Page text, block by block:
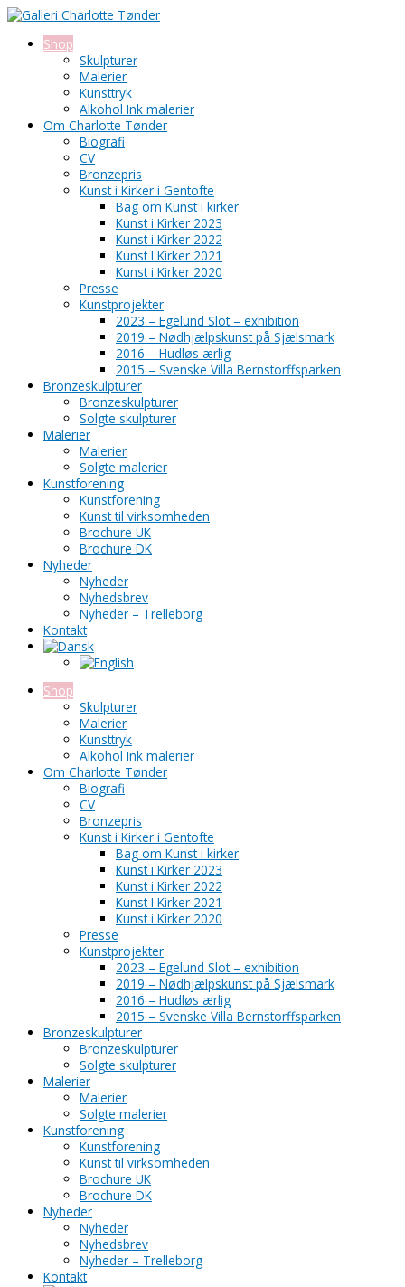
Gå
til
indholdetShop
Skulpturer
Malerier
Kunsttryk
Alkohol Ink malerier
Om Charlotte Tønder
Biografi
CV
Bronzepris
Kunst i Kirker i Gentofte
Bag om Kunst i kirker
Kunst i Kirker 2023
Kunst i Kirker 2022
Kunst I Kirker 2021
Kunst i Kirker 2020
Presse
Kunstprojekter
2023 – Egelund Slot – exhibition
2019 – Nødhjælpskunst på Sjælsmark
2016 – Hudløs ærlig
2015 – Svenske Villa Bernstorffsparken
Bronzeskulpturer
Bronzeskulpturer
Solgte skulpturer
Malerier
Malerier
Solgte malerier
Kunstforening
Kunstforening
Kunst til virksomheden
Brochure UK
Brochure DK
Nyheder
Nyheder
Nyhedsbrev
Nyheder – Trelleborg
Kontakt
Shop
Skulpturer
Malerier
Kunsttryk
Alkohol Ink malerier
Om Charlotte Tønder
Biografi
CV
Bronzepris
Kunst i Kirker i Gentofte
Bag om Kunst i kirker
Kunst i Kirker 2023
Kunst i Kirker 2022
Kunst I Kirker 2021
Kunst i Kirker 2020
Presse
Kunstprojekter
2023 – Egelund Slot – exhibition
2019 – Nødhjælpskunst på Sjælsmark
2016 – Hudløs ærlig
2015 – Svenske Villa Bernstorffsparken
Bronzeskulpturer
Bronzeskulpturer
Solgte skulpturer
Malerier
Malerier
Solgte malerier
Kunstforening
Kunstforening
Kunst til virksomheden
Brochure UK
Brochure DK
Nyheder
Nyheder
Nyhedsbrev
Nyheder – Trelleborg
Kontakt
Search...